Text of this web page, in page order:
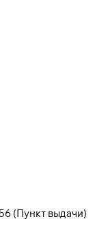
(Пункт выдачи)